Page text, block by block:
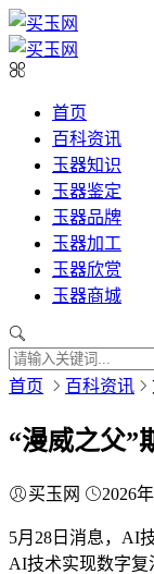
首页
百科资讯
玉器知识
玉器鉴定
玉器品牌
玉器加工
玉器欣赏
玉器商城
首页 百科资讯
“漫威之父”
买玉网 2026
5月28日消息，AI
AI技术实现数字复